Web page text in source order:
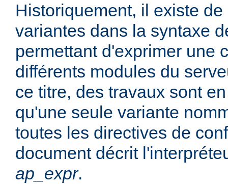
Historiquement, il existe
variantes dans la syntaxe
permettant d'exprimer une
différents modules du
ce titre, des travaux sont
qu'une seule variante
toutes les directives de
document décrit
ap_expr.